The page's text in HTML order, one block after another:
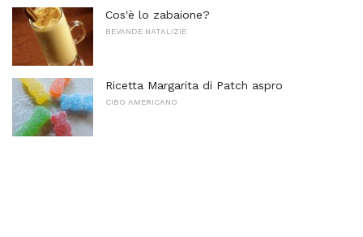
Cos'è lo zabaione?
BEVANDE NATALIZIE
Ricetta Margarita di Patch aspro
CIBO AMERICANO